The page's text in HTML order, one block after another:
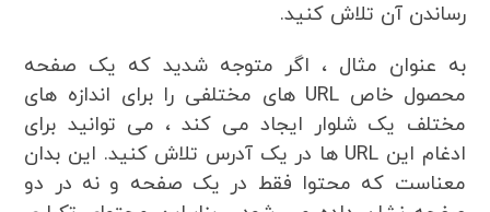
رساندن آن تلاش کنید.
به عنوان مثال ، اگر متوجه شدید که یک صفحه
محصول خاص URL های مختلفی را برای اندازه های
مختلف یک شلوار ایجاد می کند ، می توانید برای
ادغام این URL ها در یک آدرس تلاش کنید. این بدان
معناست که محتوا فقط در یک صفحه و نه در دو